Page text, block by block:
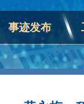
事迹发布